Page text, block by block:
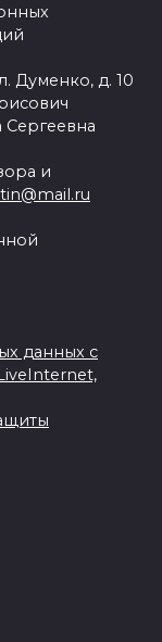
Думенко, д. 10
Сергеевна
и
данных с